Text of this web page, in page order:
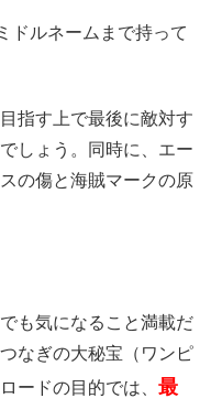
ドルネームまで持って
指す上で最後に敵対す
しょう。同時に、エー
の傷と海賊マークの原
も気になること満載だ
なぎの大秘宝（ワンピ
ードの目的では、 最